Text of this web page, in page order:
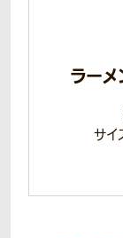
ラー
サ